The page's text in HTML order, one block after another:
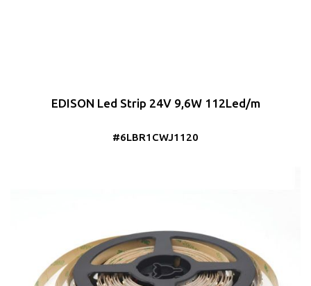
EDISON Led Strip 24V 9,6W 112Led/m
#6LBR1CWJ1120